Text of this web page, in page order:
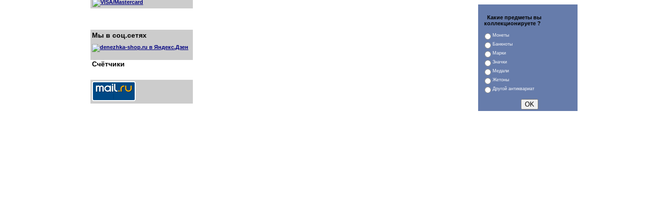
Мы в соц.сетях
Счётчики
Какие предметы вы
коллекционируете ?
Монеты
Банкноты
Марки
Значки
Медали
Жетоны
Другой антиквариат